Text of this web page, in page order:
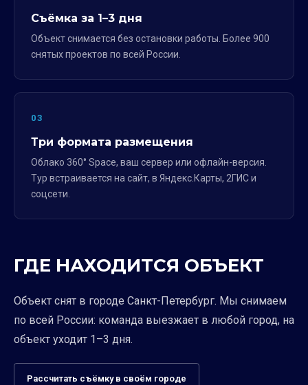
Съёмка за 1–3 дня
Объект снимается без остановки работы. Более 900
снятых проектов по всей России.
03
Три формата размещения
Облако 360° Space, ваш сервер или офлайн-версия.
Тур встраивается на сайт, в Яндекс.Карты, 2ГИС и
соцсети.
ГДЕ НАХОДИТСЯ ОБЪЕКТ
Объект снят в городе Санкт-Петербург. Мы снимаем
по всей России: команда выезжает в любой город, на
объект уходит 1–3 дня.
Рассчитать съёмку в своём городе